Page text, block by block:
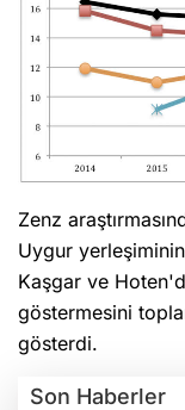
Zenz
Uygur
Kaşgar ve
göstermesini
gösterdi.
Son Haberler